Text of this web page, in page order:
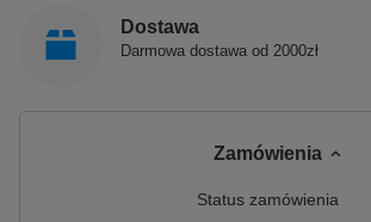
Dostawa
Darmowa dostawa od 2000zł
Zamówienia
Status zamówienia